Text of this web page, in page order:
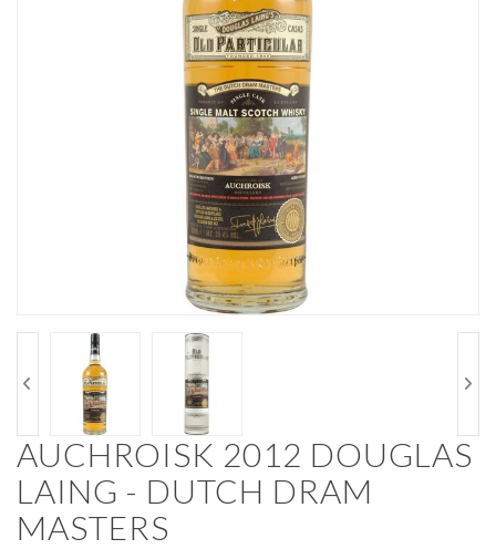
AUCHROISK 2012 DOUGLAS
LAING - DUTCH DRAM
MASTERS